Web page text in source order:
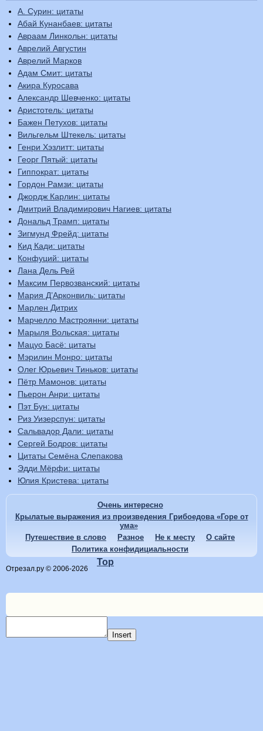
А. Сурин: цитаты
Абай Кунанбаев: цитаты
Авраам Линкольн: цитаты
Аврелий Августин
Аврелий Марков
Адам Смит: цитаты
Акира Куросава
Александр Шевченко: цитаты
Аристотель: цитаты
Бажен Петухов: цитаты
Вильгельм Штекель: цитаты
Генри Хэзлитт: цитаты
Георг Пятый: цитаты
Гиппократ: цитаты
Гордон Рамзи: цитаты
Джордж Карлин: цитаты
Дмитрий Владимирович Нагиев: цитаты
Дональд Трамп: цитаты
Зигмунд Фрейд: цитаты
Кид Кади: цитаты
Конфуций: цитаты
Лана Дель Рей
Максим Первозванский: цитаты
Мария Д’Арконвиль: цитаты
Марлен Дитрих
Марчелло Мастроянни: цитаты
Марыля Вольская: цитаты
Мацуо Басё: цитаты
Мэрилин Монро: цитаты
Олег Юрьевич Тиньков: цитаты
Пётр Мамонов: цитаты
Пьерон Анри: цитаты
Пэт Бун: цитаты
Риз Уизерспун: цитаты
Сальвадор Дали: цитаты
Сергей Бодров: цитаты
Цитаты Семёна Слепакова
Эдди Мёрфи: цитаты
Юлия Кристева: цитаты
Очень интересно
Крылатые выражения из произведения Грибоедова «Горе от
ума»
Путешествие в слово
Разное Не к месту
О сайте
Политика конфидициальности
Отрезал.ру © 2006-2026
Top
Insert